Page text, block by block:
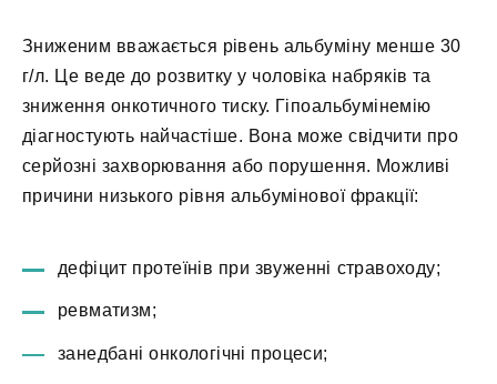
Зниженим вважається рівень альбуміну менше 30
г/л. Це веде до розвитку у чоловіка набряків та
зниження онкотичного тиску. Гіпоальбумінемію
діагностують найчастіше. Вона може свідчити про
серйозні захворювання або порушення. Можливі
причини низького рівня альбумінової фракції:
дефіцит протеїнів при звуженні стравоходу;
ревматизм;
занедбані онкологічні процеси;